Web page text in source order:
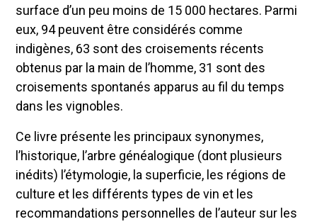
surface d’un peu moins de 15 000 hectares. Parmi
eux, 94 peuvent être considérés comme
indigènes, 63 sont des croisements récents
obtenus par la main de l’homme, 31 sont des
croisements spontanés apparus au fil du temps
dans les vignobles.
Ce livre présente les principaux synonymes,
l’historique, l’arbre généalogique (dont plusieurs
inédits) l’étymologie, la superficie, les régions de
culture et les différents types de vin et les
recommandations personnelles de l’auteur sur les